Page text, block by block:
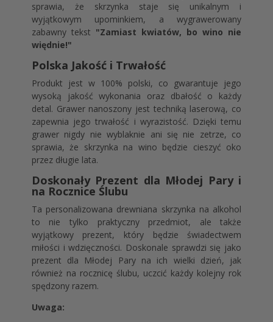
sprawia, że skrzynka staje się unikalnym i
wyjątkowym upominkiem, a wygrawerowany
zabawny tekst "Zamiast kwiatów, bo wino nie
więdnie!"
Polska Jakość i Trwałość
Produkt jest w 100% polski, co gwarantuje jego
wysoką jakość wykonania oraz dbałość o każdy
detal. Grawer nanoszony jest techniką laserową, co
zapewnia jego trwałość i wyrazistość. Dzięki temu
grawer nigdy nie wyblaknie ani się nie zetrze, co
sprawia, że skrzynka na wino będzie cieszyć oko
przez długie lata.
Doskonały Prezent dla Młodej Pary i
na Rocznice Ślubu
Ta personalizowana drewniana skrzynka na alkohol
to nie tylko praktyczny przedmiot, ale także
wyjątkowy prezent, który będzie świadectwem
miłości i wdzięczności. Doskonale sprawdzi się jako
prezent dla Młodej Pary na ich wielki dzień, jak
również na rocznicę ślubu, uczcić każdy kolejny rok
spędzony razem.
Uwaga: